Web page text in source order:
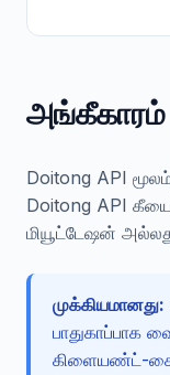
அங்கீகாரம்
Doitong API
Doitong API
மியூட்டேஷன்
முக்கியமானது:
பாதுகாப்பாக
கிளையண்ட்-சைட்